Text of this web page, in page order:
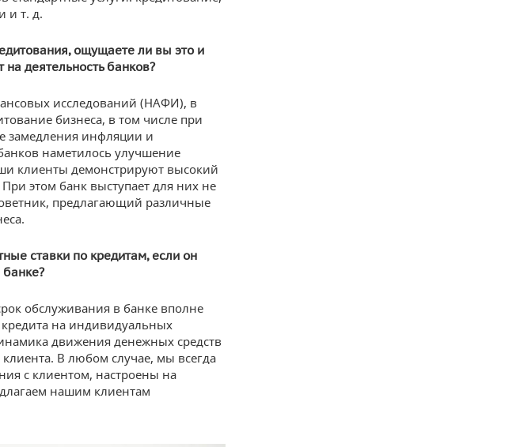
и т. д.
ощущаете ли вы это и
на деятельность банков?
исследований (НАФИ), в
бизнеса, в том числе при
замедления инфляции и
наметилось улучшение
клиенты демонстрируют высокий
этом банк выступает для них не
предлагающий различные
ставки по кредитам, если он
обслуживания в банке вполне
кредита на индивидуальных
движения денежных средств
В любом случае, мы всегда
с клиентом, настроены на
нашим клиентам